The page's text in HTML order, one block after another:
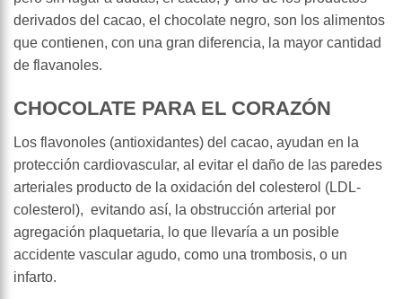
derivados del cacao, el chocolate negro, son los alimentos
que contienen, con una gran diferencia, la mayor cantidad
de flavanoles.
CHOCOLATE PARA EL CORAZÓN
Los flavonoles (antioxidantes) del cacao, ayudan en la
protección cardiovascular, al evitar el daño de las paredes
arteriales producto de la oxidación del colesterol (LDL-
colesterol), evitando así, la obstrucción arterial por
agregación plaquetaria, lo que llevaría a un posible
accidente vascular agudo, como una trombosis, o un
infarto.